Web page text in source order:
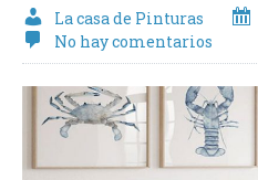
La casa de Pinturas
No hay comentarios